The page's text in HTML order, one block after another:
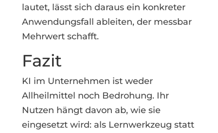
lautet, lässt sich daraus ein konkreter
Anwendungsfall ableiten, der messbar
Mehrwert schafft.
Fazit
KI im Unternehmen ist weder
Allheilmittel noch Bedrohung. Ihr
Nutzen hängt davon ab, wie sie
eingesetzt wird: als Lernwerkzeug statt